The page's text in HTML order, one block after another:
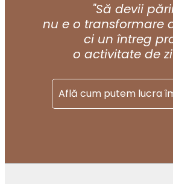
"Să devii
nu e o transformare
ci un întreg
o activitate de
Află cum putem lucra